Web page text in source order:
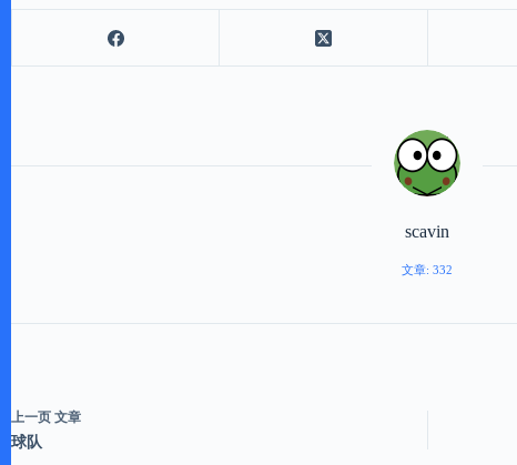
scavin
文章: 332
上一页 文章
球队